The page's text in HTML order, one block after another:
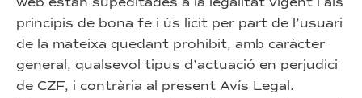
principis de bona fe i ús lícit per part de l’usuari
de la mateixa quedant prohibit, amb caràcter
general, qualsevol tipus d’actuació en perjudici
de CZF, i contrària al present Avís Legal.